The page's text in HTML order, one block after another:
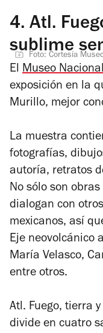
4. Atl.
sublime
Foto: Cortesía
El Museo
exposición en la
Murillo, mejor
La muestra
fotografías,
autoría, retratos
No sólo son
dialogan con
mexicanos, así
Eje neovolcánico
María Velasco,
entre otros.
Atl. Fuego, tierra
divide en cuatro